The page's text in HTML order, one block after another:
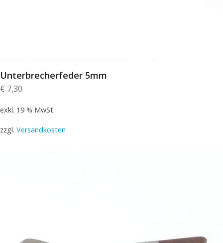
Unterbrecherfeder 5mm
€ 7,30
exkl. 19 % MwSt.
zzgl. Versandkosten